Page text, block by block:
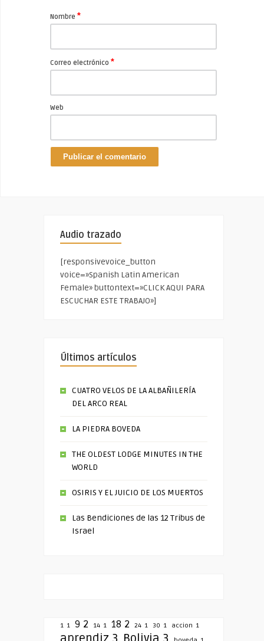
Nombre *
Correo electrónico *
Web
Audio trazado
[responsivevoice_button
voice=»Spanish Latin American
Female» buttontext=»CLICK AQUI PARA
ESCUCHAR ESTE TRABAJO»]
Últimos artículos
CUATRO VELOS DE LA ALBAÑILERÍA
DEL ARCO REAL
LA PIEDRA BOVEDA
THE OLDEST LODGE MINUTES IN THE
WORLD
OSIRIS Y EL JUICIO DE LOS MUERTOS
Las Bendiciones de las 12 Tribus de
Israel
1 1 9 2 14 1 18 2 24 1 30 1 accion 1